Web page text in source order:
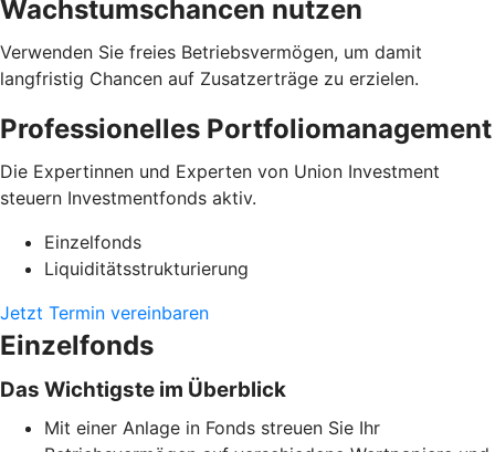
Wachstumschancen nutzen
Verwenden Sie freies Betriebsvermögen, um damit
langfristig Chancen auf Zusatzerträge zu erzielen.
Professionelles Portfoliomanagement
Die Expertinnen und Experten von Union Investment
steuern Investmentfonds aktiv.
Einzelfonds
Liquiditätsstrukturierung
Jetzt Termin vereinbaren
Einzelfonds
Das Wichtigste im Überblick
Mit einer Anlage in Fonds streuen Sie Ihr